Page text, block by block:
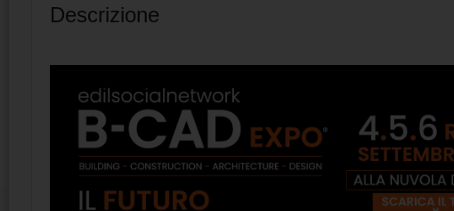
Descrizione